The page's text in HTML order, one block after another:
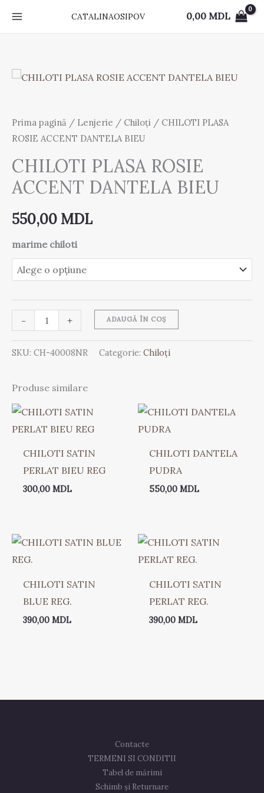
CATALINAOSIPOV 0,00 MDL
Prima pagină / Lenjerie / Chiloți / CHILOTI PLASA
ROSIE ACCENT DANTELA BIEU
CHILOTI PLASA ROSIE
ACCENT DANTELA BIEU
550,00 MDL
marime chiloti
-
Cantitate
ROSIE
ACCENT
DANTELA
BIEU
+ ADAUGĂ ÎN COȘ
SKU: CH-40008NR Categorie: Chiloți
Produse similare
CHILOTI SATIN
PERLAT BIEU REG
300,00MDL
CHILOTI DANTELA
PUDRA
550,00MDL
CHILOTI SATIN
BLUE REG.
390,00MDL
CHILOTI SATIN
PERLAT REG.
390,00MDL
Contacte
TERMENI SI CONDITII
Tabel de mărimi
Schimb și Returnare